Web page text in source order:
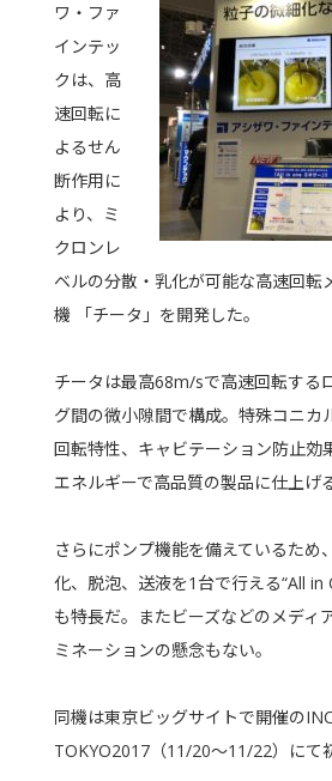
ワ・ファ
インテッ
クは、高
速回転に
よるせん
断作用に
より、ミ
クロンレ
ベルの分散・乳化が可能な高速回転
機 「チータ」を開発した。
チータは最高68m/sで高速回転する
グ間の微小隙間で構成。特殊コニカ
回転特性、キャビテーション防止効
エネルギーで高品質の製品に仕上げ
さらにポンプ機能を備えているため
化、脱泡、送液を1台で行える“All in
も特長だ。またビーズなどのメディ
ミネーションの懸念もない。
同機は東京ビッグサイトで開催の
TOKYO2017 （11/20～11/22）にて